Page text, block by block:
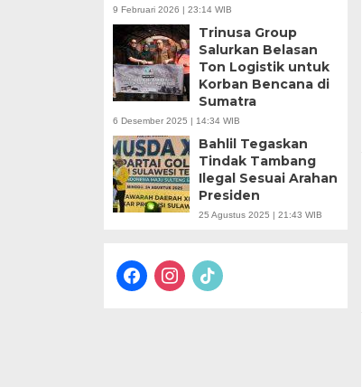
9 Februari 2026 | 23:14 WIB
Trinusa Group
Salurkan Belasan
Ton Logistik untuk
Korban Bencana di
Sumatra
6 Desember 2025 | 14:34 WIB
Bahlil Tegaskan
Tindak Tambang
Ilegal Sesuai Arahan
Presiden
25 Agustus 2025 | 21:43 WIB
facebookinstagram
tiktok